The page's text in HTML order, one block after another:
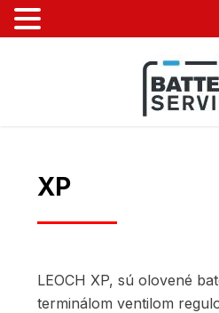
XP
LEOCH XP, sú olovené
terminálom ventilom